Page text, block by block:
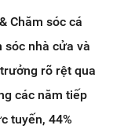
Chăm sóc cá
sóc nhà cửa và
rõ rệt qua
các năm tiếp
tuyến, 44%